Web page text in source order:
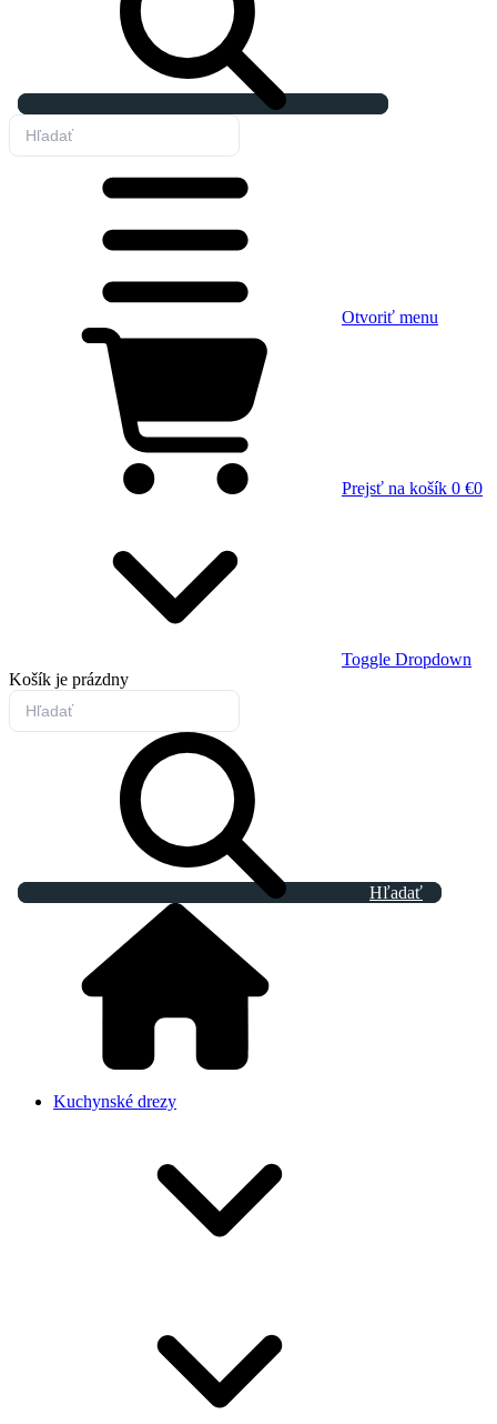
Otvoriť menu
Prejsť na košík 0 €0
Toggle Dropdown
Košík je prázdny
Hľadať
Kuchynské drezy